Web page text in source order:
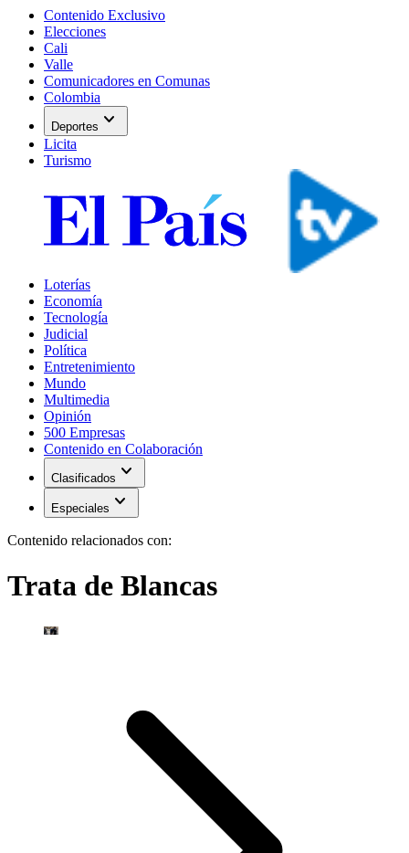
Contenido Exclusivo
Elecciones
Cali
Valle
Comunicadores en Comunas
Colombia
Deportes expand_more
Licita
Turismo
Loterías
Economía
Tecnología
Judicial
Política
Entretenimiento
Mundo
Multimedia
Opinión
500 Empresas
Contenido en Colaboración
Clasificados expand_more
Especiales expand_more
Contenido relacionados con:
Trata de Blancas